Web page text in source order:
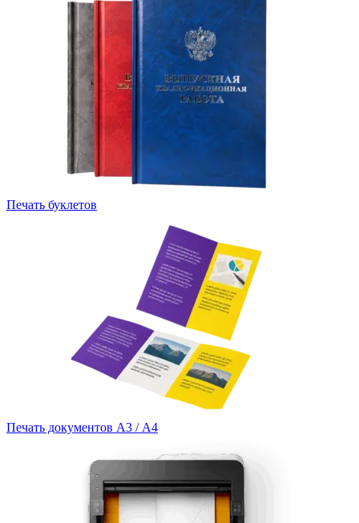
Печать буклетов
Печать документов А3 / А4